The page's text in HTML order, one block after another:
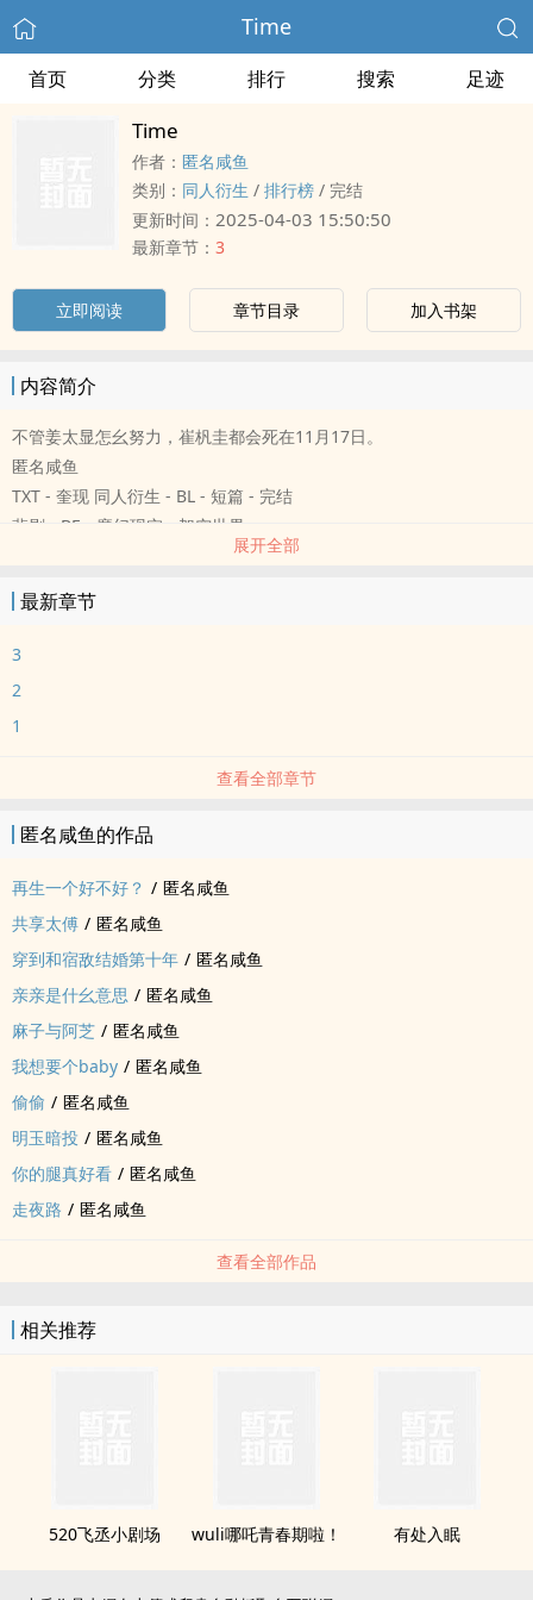
Time
首页 分类 排行 搜索 足迹
Time
作者： 匿名咸鱼
类别： 同人衍生 / 排行榜 / 完结
更新时间： 2025-04-03 15:50:50
最新章节： 3
立即阅读 章节目录 加入书架
内容简介
不管姜太显怎幺努力，崔杋圭都会死在11月17日。
匿名咸鱼
TXT - 奎现 同人衍生 - BL - 短篇 - 完结
悲剧 - BE - 魔幻现实 - 架空世界
展开全部
最新章节
3
2
1
查看全部章节
匿名咸鱼的作品
再生一个好不好？ / 匿名咸鱼
共享太傅 / 匿名咸鱼
穿到和宿敌结婚第十年 / 匿名咸鱼
亲亲是什幺意思 / 匿名咸鱼
麻子与阿芝 / 匿名咸鱼
我想要个baby / 匿名咸鱼
偷偷 / 匿名咸鱼
明玉暗投 / 匿名咸鱼
你的腿真好看 / 匿名咸鱼
走夜路 / 匿名咸鱼
查看全部作品
相关推荐
520飞丞小剧场 wuli哪吒青春期啦！ 有处入眠